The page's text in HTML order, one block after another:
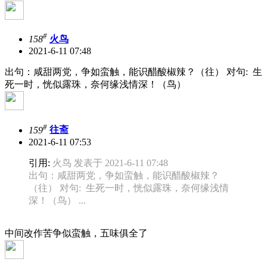
158# 火鸟
2021-6-11 07:48
出句：咸甜两党，争如蛮触，能识醋酸椒辣？（往） 对句: 生
死一时，恍似露珠，奈何缘浅情深！（鸟）
159# 往斋
2021-6-11 07:53
引用: 火鸟 发表于 2021-6-11 07:48
出句：咸甜两党，争如蛮触，能识醋酸椒辣？
（往） 对句: 生死一时，恍似露珠，奈何缘浅情
深！（鸟） ...
中间改作苦争似蛮触，五味俱全了